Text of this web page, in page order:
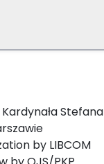
Stefana
by LIBCOM